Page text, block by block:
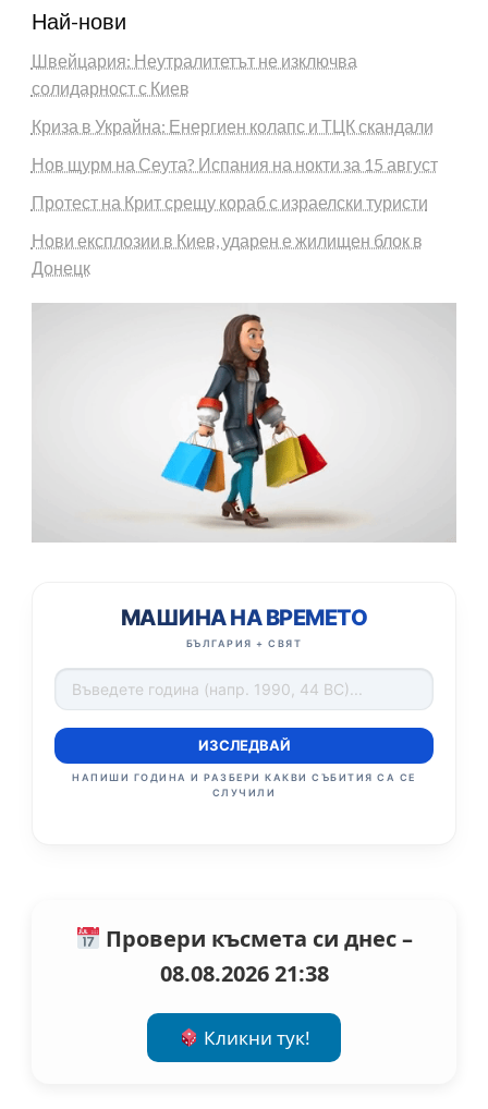
Най-нови
Швейцария: Неутралитетът не изключва
солидарност с Киев
Криза в Украйна: Енергиен колапс и ТЦК скандали
Нов щурм на Сеута? Испания на нокти за 15 август
Протест на Крит срещу кораб с израелски туристи
Нови експлозии в Киев, ударен е жилищен блок в
Донецк
МАШИНА НА ВРЕМЕТО
БЪЛГАРИЯ + СВЯТ
ИЗСЛЕДВАЙ
НАПИШИ ГОДИНА И РАЗБЕРИ КАКВИ СЪБИТИЯ СА СЕ
СЛУЧИЛИ
Провери късмета си днес –
08.08.2026 21:38
Кликни тук!